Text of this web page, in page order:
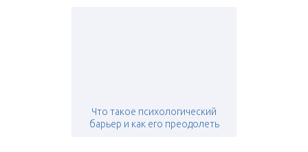
Что такое психологический
барьер и как его преодолеть